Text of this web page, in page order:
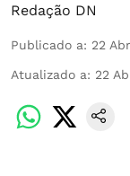
Redação DN
Publicado a: 22
Atualizado a: 22